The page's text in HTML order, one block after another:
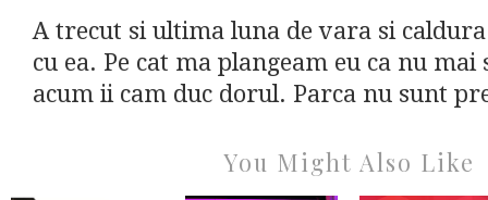
A trecut si ultima luna de vara si caldura
cu ea. Pe cat ma plangeam eu ca nu
acum ii cam duc dorul. Parca nu sunt
You Might Also Like